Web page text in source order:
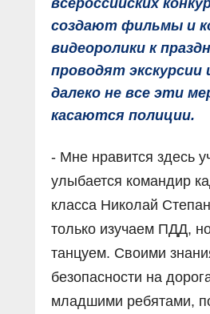
всероссийских
создают фильмы и
видеоролики к
проводят экскурсии
далеко не все эти
касаются полиции.
- Мне нравится здесь
улыбается командир
класса Николай
только изучаем ПДД,
танцуем. Своими
безопасности на
младшими ребятами,